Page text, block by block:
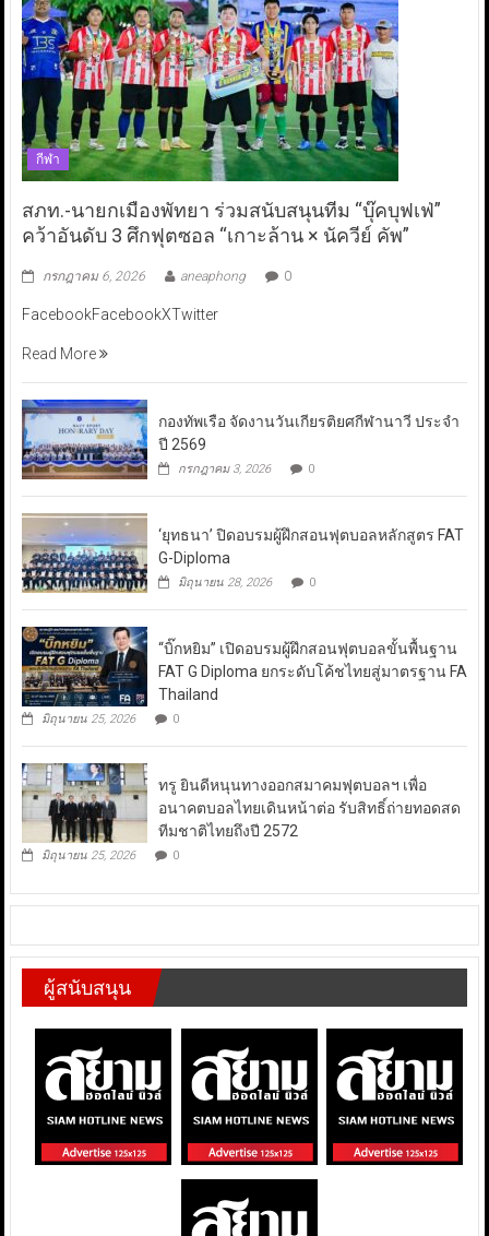
กีฬา
สภท.-นายกเมืองพัทยา ร่วมสนับสนุนทีม “บุ๊คบุฟเฟ่”
คว้าอันดับ 3 ศึกฟุตซอล “เกาะล้าน × นัควีย์ คัพ”
กรกฎาคม 6, 2026 aneaphong 0
FacebookFacebookXTwitter
Read More
กองทัพเรือ จัดงานวันเกียรติยศกีฬานาวี ประจำ
ปี 2569
กรกฎาคม 3, 2026 0
‘ยุทธนา’ ปิดอบรมผู้ฝึกสอนฟุตบอลหลักสูตร FAT
G-Diploma
มิถุนายน 28, 2026 0
“บิ๊กหยิม” เปิดอบรมผู้ฝึกสอนฟุตบอลขั้นพื้นฐาน
FAT G Diploma ยกระดับโค้ชไทยสู่มาตรฐาน FA
Thailand
มิถุนายน 25, 2026 0
ทรู ยินดีหนุนทางออกสมาคมฟุตบอลฯ เพื่อ
อนาคตบอลไทยเดินหน้าต่อ รับสิทธิ์ถ่ายทอดสด
ทีมชาติไทยถึงปี 2572
มิถุนายน 25, 2026 0
ผู้สนับสนุน